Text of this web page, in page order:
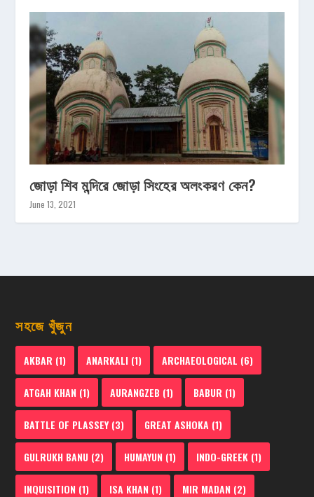
জোড়া শিব মন্দিরে জোড়া সিংহের অলংকরণ কেন?
June 13, 2021
সহজে খুঁজুন
AKBAR (1) ANARKALI (1) ARCHAEOLOGICAL (6)
ATGAH KHAN (1) AURANGZEB (1) BABUR (1)
BATTLE OF PLASSEY(3) GREAT ASHOKA (1)
GULRUKH BANU (2) HUMAYUN (1) INDO-GREEK (1)
INQUISITION (1) ISA KHAN (1) MIR MADAN (2)